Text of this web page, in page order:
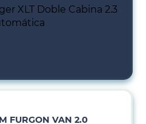
FURGON VAN 2.0